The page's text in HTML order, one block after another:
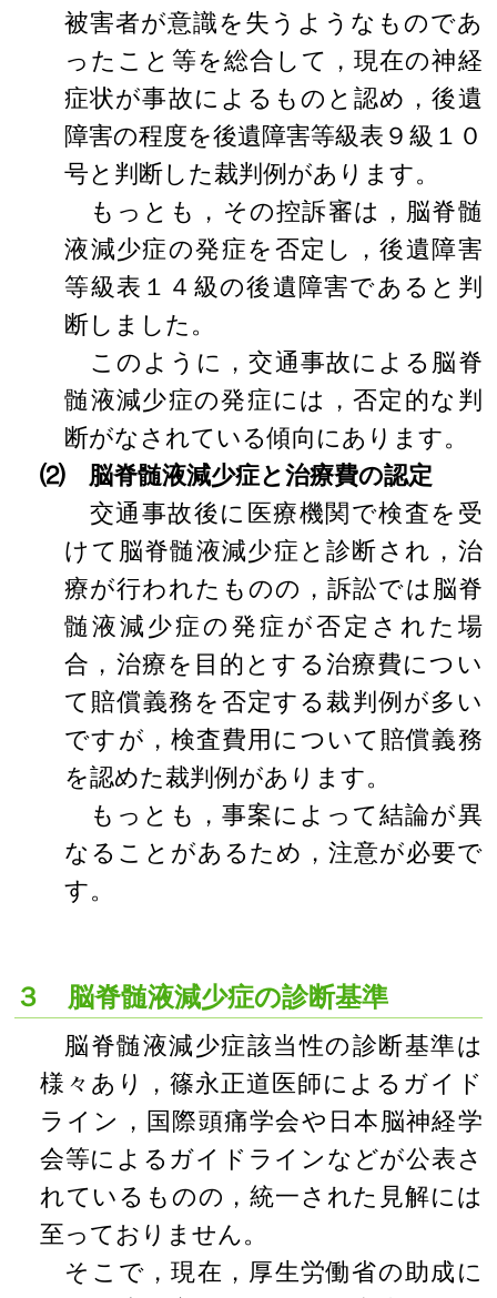
被害者が意識を失うようなものであ
ったこと等を総合して，現在の神経
症状が事故によるものと認め，後遺
障害の程度を後遺障害等級表９級１０
号と判断した裁判例があります。
もっとも，その控訴審は，脳脊髄
液減少症の発症を否定し，後遺障害
等級表１４級の後遺障害であると判
断しました。
このように，交通事故による脳脊
髄液減少症の発症には，否定的な判
断がなされている傾向にあります。
⑵ 脳脊髄液減少症と治療費の認定
交通事故後に医療機関で検査を受
けて脳脊髄液減少症と診断され，治
療が行われたものの，訴訟では脳脊
髄液減少症の発症が否定された場
合，治療を目的とする治療費につい
て賠償義務を否定する裁判例が多い
ですが，検査費用について賠償義務
を認めた裁判例があります。
もっとも，事案によって結論が異
なることがあるため，注意が必要で
す。
３ 脳脊髄液減少症の診断基準
脳脊髄液減少症該当性の診断基準は
様々あり，篠永正道医師によるガイド
ライン，国際頭痛学会や日本脳神経学
会等によるガイドラインなどが公表さ
れているものの，統一された見解には
至っておりません。
そこで，現在，厚生労働省の助成に